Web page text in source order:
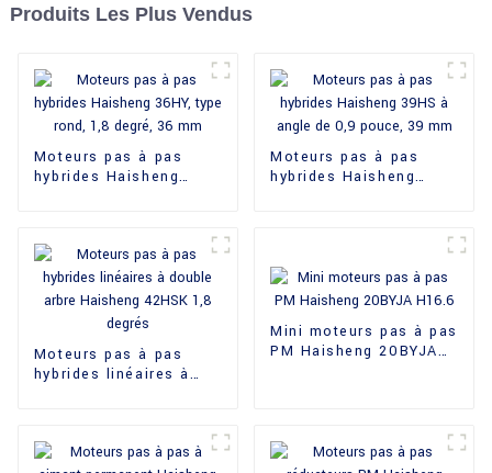
Produits Les Plus Vendus
Moteurs pas à pas
hybrides Haisheng
Moteurs pas à pas
hybrides Haisheng
Moteurs pas à pas
hybrides linéaires à
Mini moteurs pas à pas
PM Haisheng 20BYJA